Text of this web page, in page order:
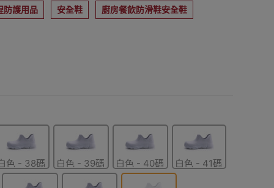
防護用品 安全鞋 廚房餐飲防滑鞋安全鞋
色 - 38碼 白色 - 39碼 白色 - 40碼 白色 - 41碼